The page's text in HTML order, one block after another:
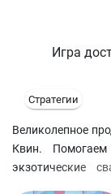
Игра
Стратегии
Великолепное
Квин.
экзотические